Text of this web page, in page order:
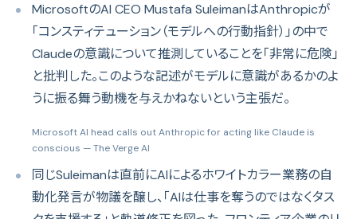
MicrosoftのAI CEO Mustafa SuleimanはAnthropicが
「コンスティテューション（モデルへの行動指針）」の中で
Claudeの意識について推測していることを「非常に危険」
と批判した。このような記述がモデルに意識があるかのよ
うに振る舞う動機を与えかねないという主張だ。
Microsoft AI head calls out Anthropic for acting like Claude is
conscious — The Verge AI
同じSuleimanは直前にAIによるホワイトカラー業務の自
動化発言が物議を醸し、「AIは仕事を奪うのではなくタス